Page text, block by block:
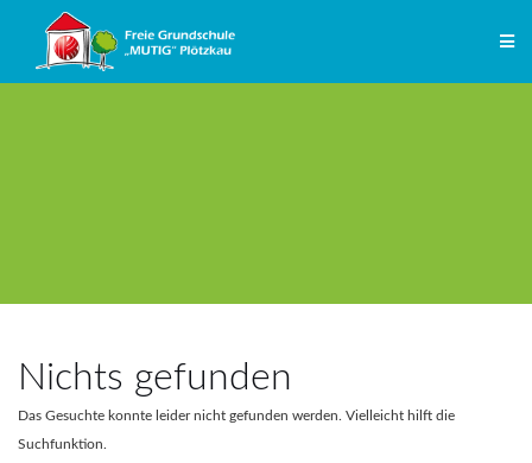
springen
Nichts gefunden
Das Gesuchte konnte leider nicht gefunden werden. Vielleicht hilft die
Suchfunktion.